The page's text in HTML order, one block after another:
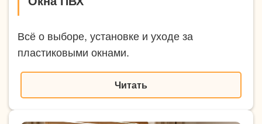
Всё о выборе, установке и уходе за
пластиковыми окнами.
Читать